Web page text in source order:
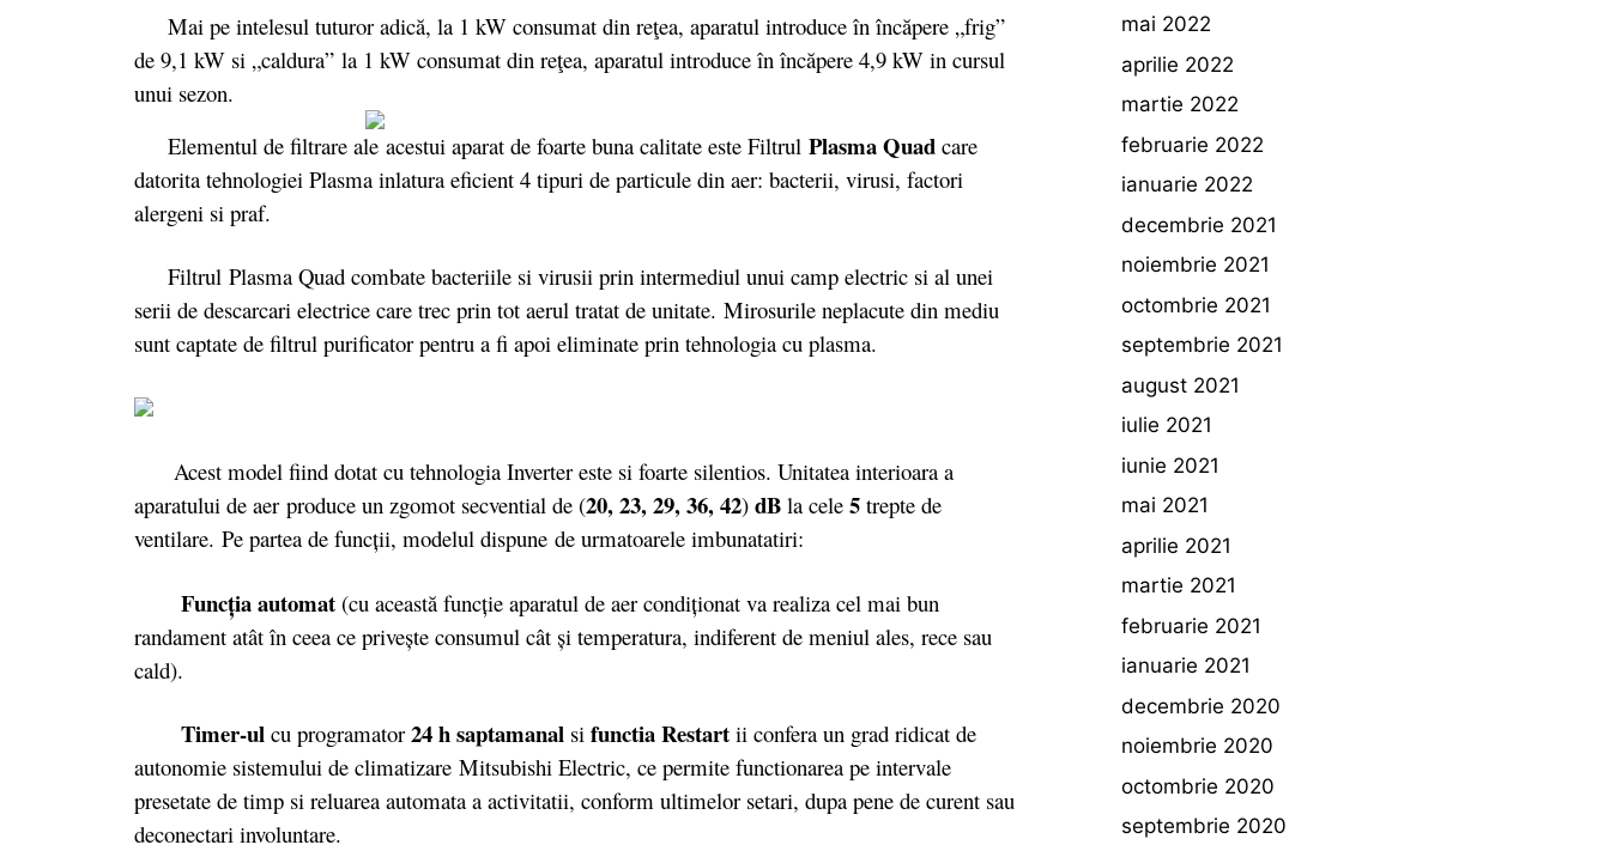
Mai pe intelesul tuturor adică, la 1 kW consumat din reţea, aparatul introduce în încăpere „frig”
de 9,1 kW si „caldura” la 1 kW consumat din reţea, aparatul introduce în încăpere 4,9 kW in cursul
unui sezon.
Elementul de filtrare ale acestui aparat de foarte buna calitate este Filtrul Plasma Quad care
datorita tehnologiei Plasma inlatura eficient 4 tipuri de particule din aer: bacterii, virusi, factori
alergeni si praf.
Filtrul Plasma Quad combate bacteriile si virusii prin intermediul unui camp electric si al unei
serii de descarcari electrice care trec prin tot aerul tratat de unitate. Mirosurile neplacute din mediu
sunt captate de filtrul purificator pentru a fi apoi eliminate prin tehnologia cu plasma.
Acest model fiind dotat cu tehnologia Inverter este si foarte silentios. Unitatea interioara a
aparatului de aer produce un zgomot secvential de (20, 23, 29, 36, 42) dB la cele 5 trepte de
ventilare. Pe partea de funcții, modelul dispune de urmatoarele imbunatatiri:
Funcţia automat (cu această funcţie aparatul de aer condiţionat va realiza cel mai bun
randament atât în ceea ce priveşte consumul cât şi temperatura, indiferent de meniul ales, rece sau
cald).
Timer-ul cu programator 24 h saptamanal si functia Restart ii confera un grad ridicat de
autonomie sistemului de climatizare Mitsubishi Electric, ce permite functionarea pe intervale
presetate de timp si reluarea automata a activitatii, conform ultimelor setari, dupa pene de curent sau
deconectari involuntare.
mai 2022
aprilie 2022
martie 2022
februarie 2022
ianuarie 2022
decembrie 2021
noiembrie 2021
octombrie 2021
septembrie 2021
august 2021
iulie 2021
iunie 2021
mai 2021
aprilie 2021
martie 2021
februarie 2021
ianuarie 2021
decembrie 2020
noiembrie 2020
octombrie 2020
septembrie 2020